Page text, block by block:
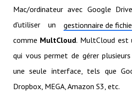
Mac/ordinateur avec Google
d'utiliser ungestionnaire de
comme MultCloud. MultCloud est
qui vous permet de gérer
une seule interface, tels que
Dropbox, MEGA, Amazon S3, etc.